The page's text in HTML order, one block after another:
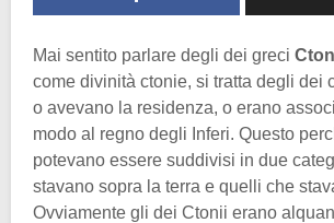
Mai sentito parlare degli dei greci
come divinità ctonie, si tratta degli dei
o avevano la residenza, o erano
modo al regno degli Inferi. Questo
potevano essere suddivisi in due
stavano sopra la terra e quelli che
Ovviamente gli dei Ctonii erano